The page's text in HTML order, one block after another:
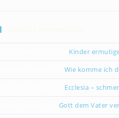
Kinder
Wie komme ich
Ecclesia –
Gott dem Vater